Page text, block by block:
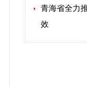
青海省全力
效